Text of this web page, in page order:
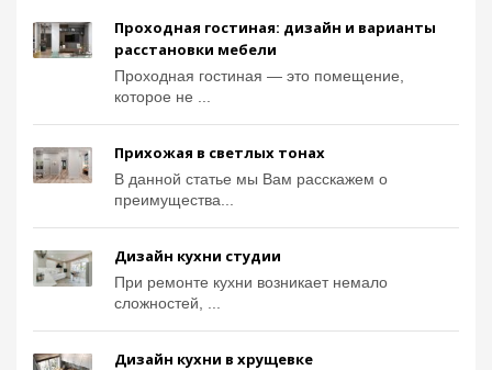
Проходная гостиная: дизайн и варианты
расстановки мебели
Проходная гостиная — это помещение,
которое не ...
Прихожая в светлых тонах
В данной статье мы Вам расскажем о
преимущества...
Дизайн кухни студии
При ремонте кухни возникает немало
сложностей, ...
Дизайн кухни в хрущевке